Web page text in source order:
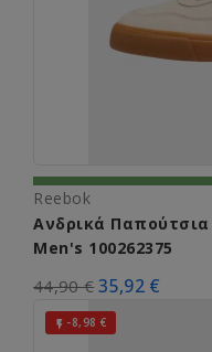
Reebok
Ανδρικά
Men's 100262375
44,90 € 35,92 €
 -8,98 €